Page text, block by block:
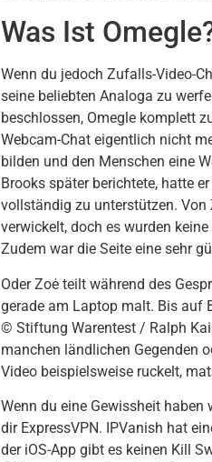
Was Ist
Wenn du jedoch Zufalls-Video-
seine beliebten Analoga zu
beschlossen, Omegle komplett
Webcam-Chat eigentlich nicht
bilden und den Menschen eine
Brooks später berichtete, hatte
vollständig zu unterstützen. Von
verwickelt, doch es wurden
Zudem war die Seite eine sehr
Oder Zoė teilt während des
gerade am Laptop malt. Bis auf
© Stiftung Warentest / Ralph
manchen ländlichen Gegenden
Video beispiels­weise ruckelt,
Wenn du eine Gewissheit
dir ExpressVPN. IPVanish hat
der iOS-App gibt es keinen Kill